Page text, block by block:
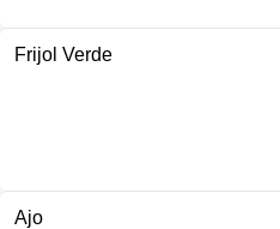
Frijol Verde
Ajo